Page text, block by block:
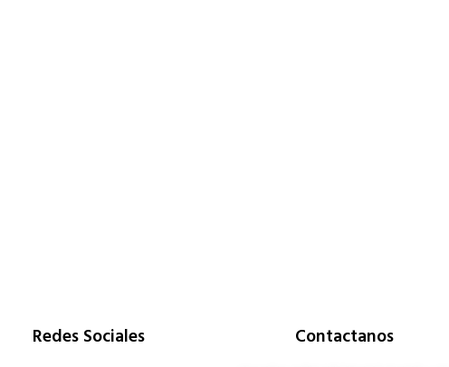
Redes Sociales Contactanos